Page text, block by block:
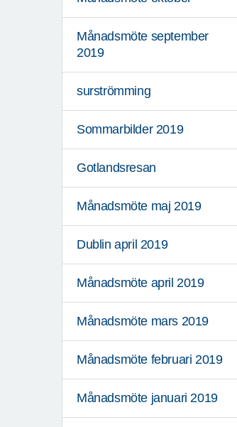
Månadsmöte september
2019
surströmming
Sommarbilder 2019
Gotlandsresan
Månadsmöte maj 2019
Dublin april 2019
Månadsmöte april 2019
Månadsmöte mars 2019
Månadsmöte februari 2019
Månadsmöte januari 2019